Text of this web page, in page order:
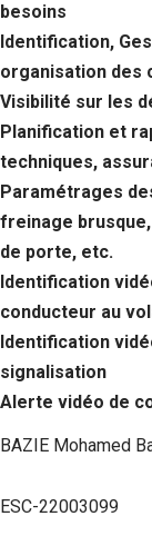
besoins
Identification,
organisation des
Visibilité sur les
Planification et
techniques,
Paramétrages
freinage
de porte, etc.
Identification
conducteur au
Identification
signalisation
Alerte vidéo de
BAZIE Mohamed
ESC-22003099